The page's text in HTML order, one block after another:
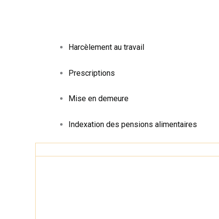
Harcèlement au travail
Prescriptions
Mise en demeure
Indexation des pensions alimentaires